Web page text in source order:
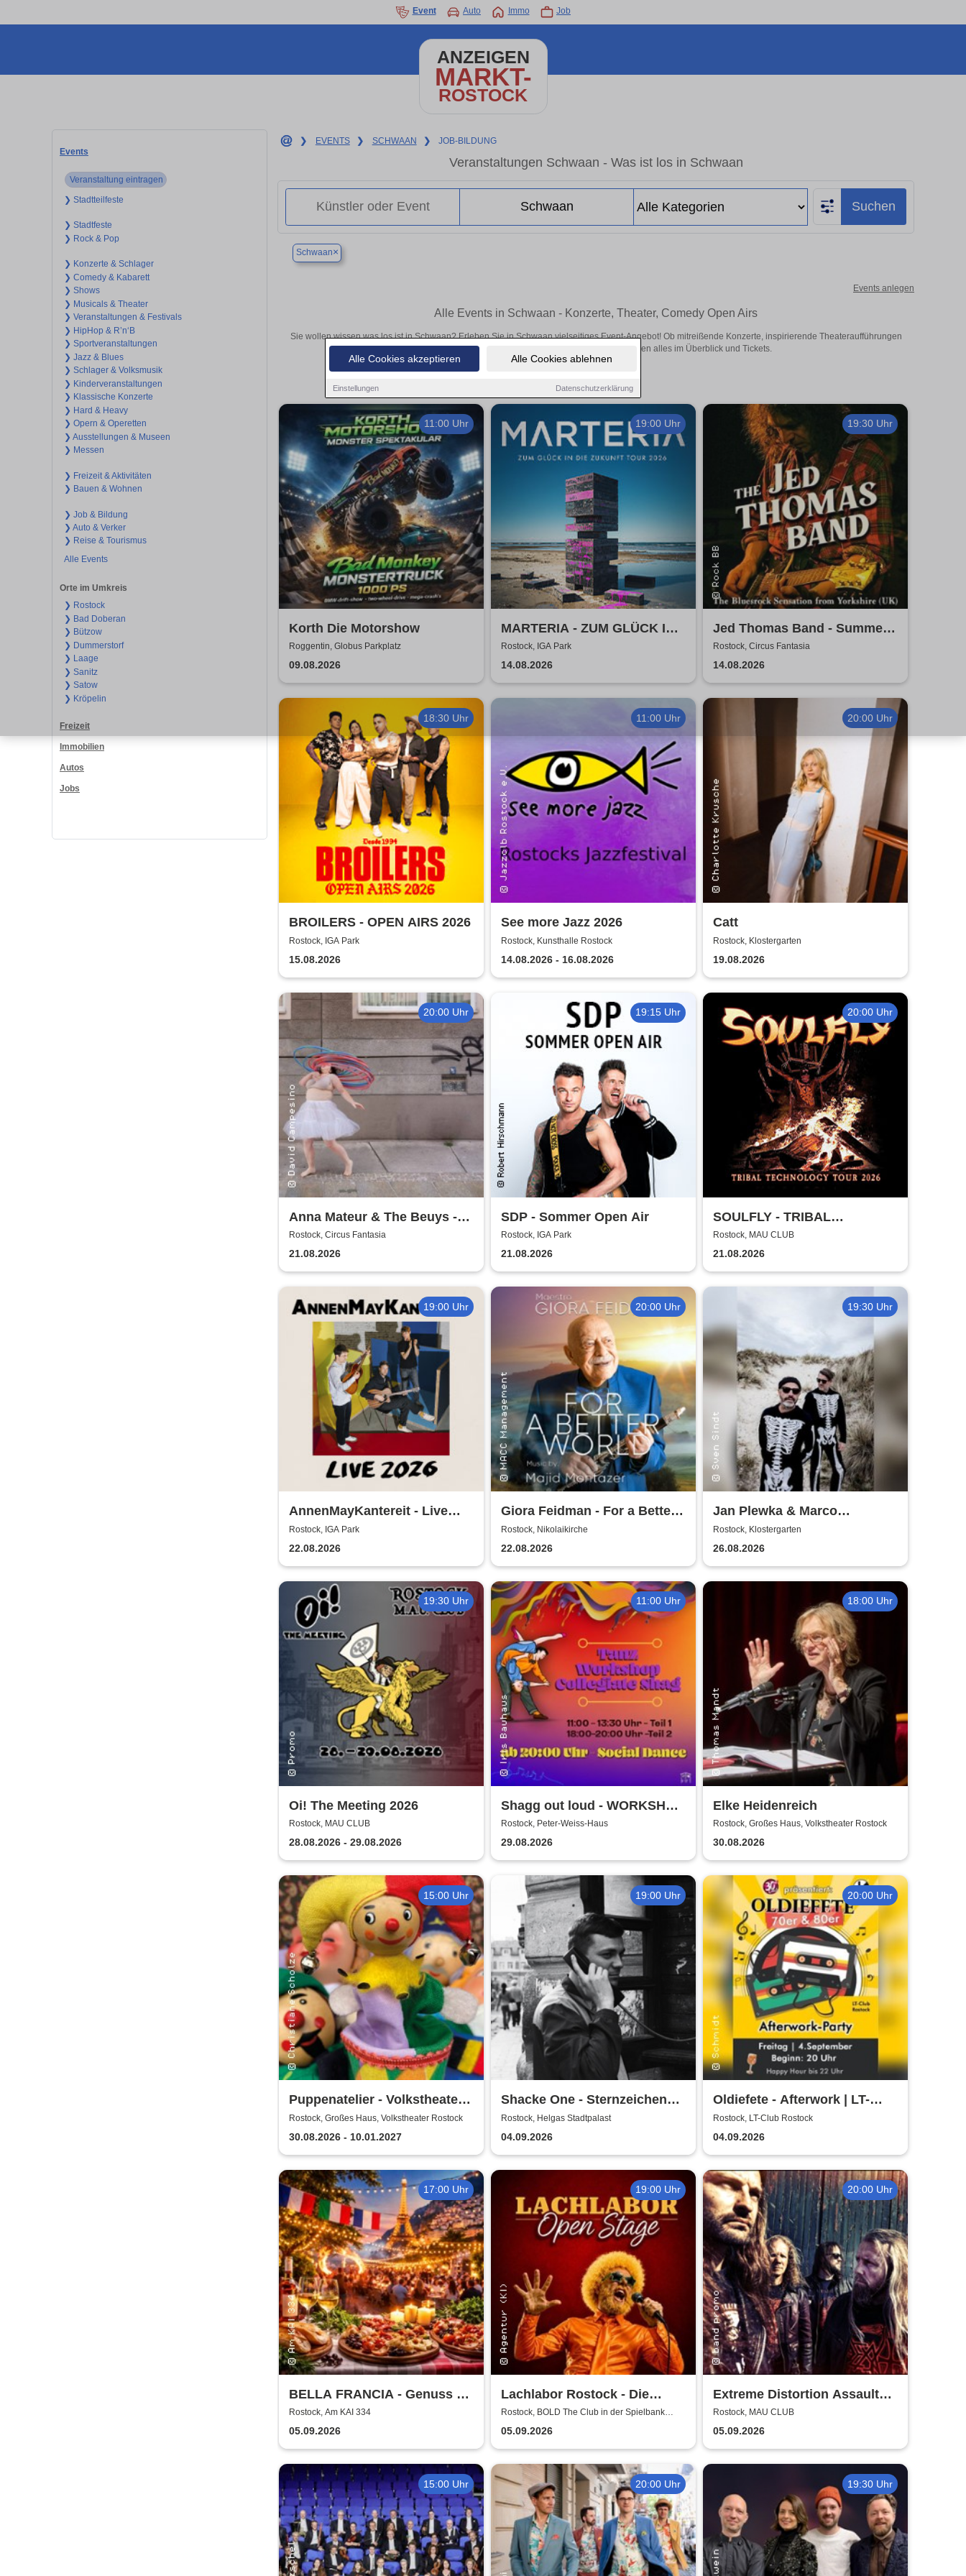
Alle Cookies akzeptieren Alle Cookies ablehnen
Einstellungen Datenschutzerklärung
Event Auto Immo Job
ANZEIGEN
MARKT-
ROSTOCK
Events
Veranstaltung eintragen
❯ Stadtteilfeste
❯ Stadtfeste
❯ Rock & Pop
❯ Konzerte & Schlager
❯ Comedy & Kabarett
❯ Shows
❯ Musicals & Theater
❯ Veranstaltungen & Festivals
❯ HipHop & R’n‘B
❯ Sportveranstaltungen
❯ Jazz & Blues
❯ Schlager & Volksmusik
❯ Kinderveranstaltungen
❯ Klassische Konzerte
❯ Hard & Heavy
❯ Opern & Operetten
❯ Ausstellungen & Museen
❯ Messen
❯ Freizeit & Aktivitäten
❯ Bauen & Wohnen
❯ Job & Bildung
❯ Auto & Verker
❯ Reise & Tourismus
Alle Events
Orte im Umkreis
❯ Rostock
❯ Bad Doberan
❯ Bützow
❯ Dummerstorf
❯ Laage
❯ Sanitz
❯ Satow
❯ Kröpelin
Freizeit
Immobilien
Autos
Jobs
❯ EVENTS ❯ SCHWAAN ❯ JOB-BILDUNG
Veranstaltungen Schwaan - Was ist los in Schwaan
Suchen
Schwaan×
Events anlegen
Alle Events in Schwaan - Konzerte, Theater, Comedy Open Airs
Sie wollen wissen was los ist in Schwaan? Erleben Sie in Schwaan vielseitiges Event-Angebot! Ob mitreißende Konzerte, inspirierende Theateraufführungen
oder aufregende Veranstaltungen in Schwaan – hier finden alles im Überblick und Tickets.
11:00 Uhr
Korth Die Motorshow
Roggentin, Globus Parkplatz
09.08.2026
19:00 Uhr
MARTERIA - ZUM GLÜCK IN
DIE ZUKUNFT TOUR 2026
Rostock, IGA Park
14.08.2026
19:30 Uhr
Jed Thomas Band - Summer
Tour 2026
Rostock, Circus Fantasia
14.08.2026
18:30 Uhr
BROILERS - OPEN AIRS 2026
Rostock, IGA Park
15.08.2026
11:00 Uhr
See more Jazz 2026
Rostock, Kunsthalle Rostock
14.08.2026 - 16.08.2026
20:00 Uhr
Catt
Rostock, Klostergarten
19.08.2026
20:00 Uhr
Anna Mateur & The Beuys -
Kaoshüter
Rostock, Circus Fantasia
21.08.2026
19:15 Uhr
SDP - Sommer Open Air
Rostock, IGA Park
21.08.2026
20:00 Uhr
SOULFLY - TRIBAL
TECHNOLOGY TOUR 2026
Rostock, MAU CLUB
21.08.2026
19:00 Uhr
AnnenMayKantereit - Live
2026
Rostock, IGA Park
22.08.2026
20:00 Uhr
Giora Feidman - For a Better
World
Rostock, Nikolaikirche
22.08.2026
19:30 Uhr
Jan Plewka & Marco
Schmedtje - Between the
Lights
Rostock, Klostergarten
26.08.2026
19:30 Uhr
Oi! The Meeting 2026
Rostock, MAU CLUB
28.08.2026 - 29.08.2026
11:00 Uhr
Shagg out loud - WORKSHOP
+ Social Dance | Peter Weiss
Haus Rostock
Rostock, Peter-Weiss-Haus
29.08.2026
18:00 Uhr
Elke Heidenreich
Rostock, Großes Haus, Volkstheater Rostock
30.08.2026
15:00 Uhr
Puppenatelier - Volkstheater
Rostock
Rostock, Großes Haus, Volkstheater Rostock
30.08.2026 - 10.01.2027
19:00 Uhr
Shacke One - Sternzeichen
Boss Tour
Rostock, Helgas Stadtpalast
04.09.2026
20:00 Uhr
Oldiefete - Afterwork | LT-
Club Rostock
Rostock, LT-Club Rostock
04.09.2026
17:00 Uhr
BELLA FRANCIA - Genuss &
Kultur Rostock
Rostock, Am KAI 334
05.09.2026
19:00 Uhr
Lachlabor Rostock - Die
Comedy-Testbühne im BOLD
The Club
Rostock, BOLD The Club in der Spielbank
Rostock
05.09.2026
20:00 Uhr
Extreme Distortion Assault
XV
Rostock, MAU CLUB
05.09.2026
15:00 Uhr 20:00 Uhr 19:30 Uhr